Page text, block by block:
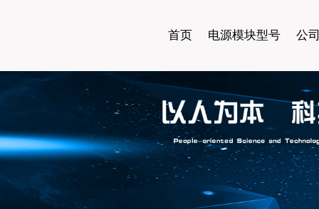
首页 电源模块型号 公